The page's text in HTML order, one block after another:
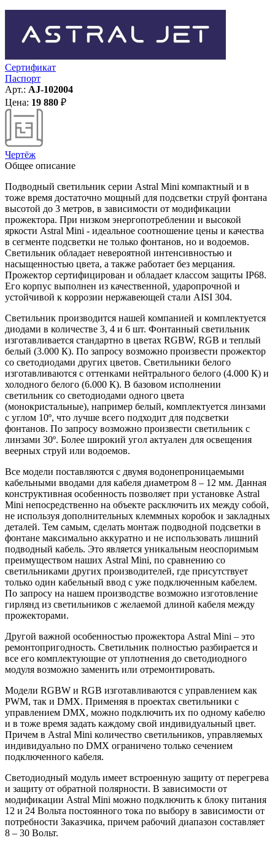
Сертификат
Паспорт
Арт.: AJ-102004
Цена: 19 880 ₽
Чертёж
Общее описание
Подводный светильник серии Astral Mini компактный и в
тоже время достаточно мощный для подсветки струй фонтана
высотой до 3 метров, в зависимости от модификации
прожектора. При низком энергопотреблении и высокой
яркости Astral Mini - идеальное соотношение цены и качества
в сегменте подсветки не только фонтанов, но и водоемов.
Светильник обладает невероятной интенсивностью и
насыщенностью цвета, а также работает без мерцания.
Прожектор сертифицирован и обладает классом защиты IP68.
Его корпус выполнен из качественной, ударопрочной и
устойчивой к коррозии нержавеющей стали AISI 304.
Светильник производится нашей компанией и комплектуется
диодами в количестве 3, 4 и 6 шт. Фонтанный светильник
изготавливается стандартно в цветах RGBW, RGB и теплый
белый (3.000 К). По запросу возможно произвести прожектор
со светодиодами других цветов. Светильники белого
изготавливаются с оттенками нейтрального белого (4.000 К) и
холодного белого (6.000 К). В базовом исполнении
светильник со светодиодами одного цвета
(монокристальные), например белый, комплектуется линзами
с углом 10º, что лучше всего подходит для подсветки
фонтанов. По запросу возможно произвести светильник с
линзами 30º. Более широкий угол актуален для освещения
веерных струй или водоемов.
Все модели поставляются с двумя водонепроницаемыми
кабельными вводами для кабеля диаметром 8 – 12 мм. Данная
конструктивная особенность позволяет при установке Astral
Mini непосредственно на объекте расключить их между собой,
не используя дополнительных клеммных коробок и закладных
деталей. Тем самым, сделать монтаж подводной подсветки в
фонтане максимально аккуратно и не использовать лишний
подводный кабель. Это является уникальным неоспоримым
преимуществом наших Astral Mini, по сравнению со
светильниками других производителей, где присутствует
только один кабельный ввод с уже подключенным кабелем.
По запросу на нашем производстве возможно изготовление
гирлянд из светильников с желаемой длиной кабеля между
прожекторами.
Другой важной особенностью прожектора Astral Mini – это
ремонтопригодность. Светильник полностью разбирается и
все его комплектующие от уплотнения до светодиодного
модуля возможно заменить или отремонтировать.
Модели RGBW и RGB изготавливаются с управлением как
PWM, так и DMX. Применяя в проектах светильники с
управлением DMX, можно подключить их по одному кабелю
и в тоже время задать каждому свой индивидуальный цвет.
Причем в Astral Mini количество светильников, управляемых
индивидуально по DMX ограничено только сечением
подключенного кабеля.
Светодиодный модуль имеет встроенную защиту от перегрева
и защиту от обратной полярности. В зависимости от
модификации Astral Mini можно подключить к блоку питания
12 и 24 Вольта постоянного тока по выбору в зависимости от
потребности Заказчика, причем рабочий диапазон составляет
8 – 30 Вольт.